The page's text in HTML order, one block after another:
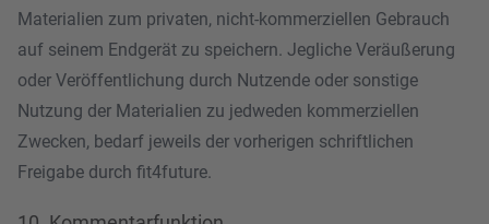
Materialien zum privaten, nicht-kommerziellen Gebrauch
auf seinem Endgerät zu speichern. Jegliche Veräußerung
oder Veröffentlichung durch Nutzende oder sonstige
Nutzung der Materialien zu jedweden kommerziellen
Zwecken, bedarf jeweils der vorherigen schriftlichen
Freigabe durch fit4future.